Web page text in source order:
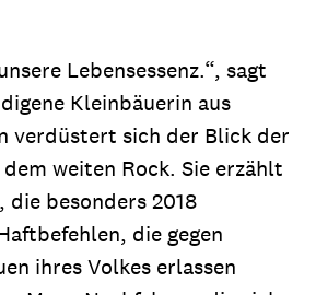
Lebensessenz.“, sagt
Kleinbäuerin aus
verdüstert sich der Blick der
weiten Rock. Sie erzählt
die besonders 2018
die gegen
ihres Volkes erlassen